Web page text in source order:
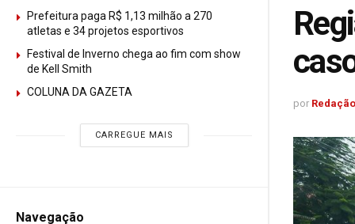
Prefeitura paga R$ 1,13 milhão a 270
atletas e 34 projetos esportivos
Festival de Inverno chega ao fim com show
de Kell Smith
COLUNA DA GAZETA
CARREGUE MAIS
Navegação
por